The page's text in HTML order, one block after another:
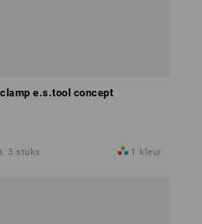
e.s.tool concept
3 stuks 1 kleur